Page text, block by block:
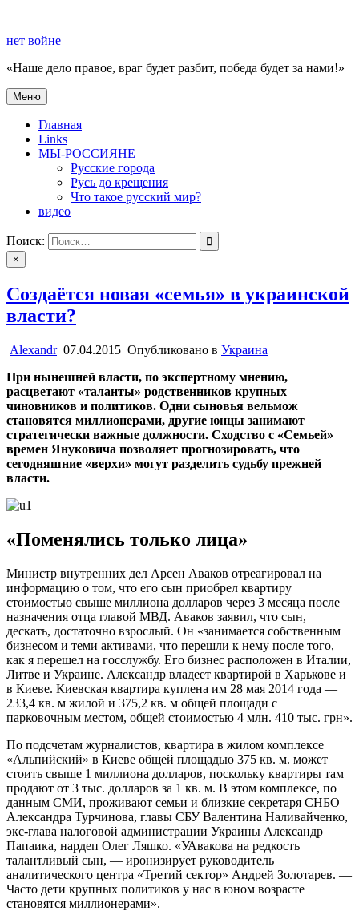
содержимому
нет войне
«Наше дело правое, враг будет разбит, победа будет за нами!»
нет войне
«Наше дело правое, враг будет разбит, победа будет за нами!»
Меню
Главная
Links
МЫ-РОССИЯНЕ
Русские города
Русь до крещения
Что такое русский мир?
видео
Поиск:
×
Создаётся новая «семья» в украинской
власти?
Alexandr 07.04.2015 Опубликовано в Украина
При нынешней власти, по экспертному мнению,
расцветают «таланты» родственников крупных
чиновников и политиков. Одни сыновья вельмож
становятся миллионерами, другие юнцы занимают
стратегически важные должности. Сходство с «Семьей»
времен Януковича позволяет прогнозировать, что
сегодняшние «верхи» могут разделить судьбу прежней
власти.
«Поменялись только лица»
Министр внутренних дел Арсен Аваков отреагировал на
информацию о том, что его сын приобрел квартиру
стоимостью свыше миллиона долларов через 3 месяца после
назначения отца главой МВД. Аваков заявил, что сын,
дескать, достаточно взрослый. Он «занимается собственным
бизнесом и теми активами, что перешли к нему после того,
как я перешел на госслужбу. Его бизнес расположен в Италии,
Литве и Украине. Александр владеет квартирой в Харькове и
в Киеве. Киевская квартира куплена им 28 мая 2014 года —
233,4 кв. м жилой и 375,2 кв. м общей площади с
парковочным местом, общей стоимостью 4 млн. 410 тыс. грн».
По подсчетам журналистов, квартира в жилом комплексе
«Альпийский» в Киеве общей площадью 375 кв. м. может
стоить свыше 1 миллиона долларов, поскольку квартиры там
продают от 3 тыс. долларов за 1 кв. м. В этом комплексе, по
данным СМИ, проживают семьи и близкие секретаря СНБО
Александра Турчинова, главы СБУ Валентина Наливайченко,
экс-глава налоговой администрации Украины Александр
Папаика, нардеп Олег Ляшко. «УАвакова на редкость
талантливый сын, — иронизирует руководитель
аналитического центра «Третий сектор» Андрей Золотарев. —
Часто дети крупных политиков у нас в юном возрасте
становятся миллионерами».